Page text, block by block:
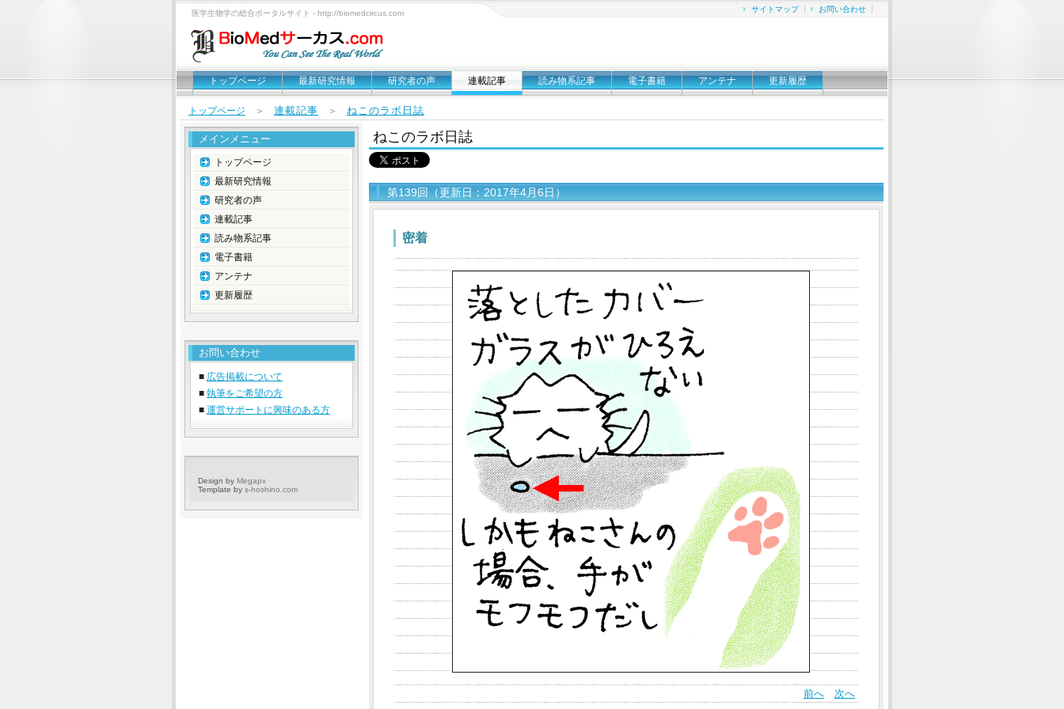
医学生物学の総合ポータルサイト - http://biomedcircus.com サイトマップ お問い合わせ
トップページ 最新研究情報 研究者の声 連載記事 読み物系記事 電子書籍 アンテナ 更新履歴
トップページ ＞ 連載記事 ＞ ねこのラボ日誌
ねこのラボ日誌
第139回（更新日：2017年4月6日）
密着
前へ 次へ
メインメニュー
トップページ
最新研究情報
研究者の声
連載記事
読み物系記事
電子書籍
アンテナ
更新履歴
お問い合わせ
■ 広告掲載について
■ 執筆をご希望の方
■ 運営サポートに興味のある方
Design by Megapx
Template by s-hoshino.com